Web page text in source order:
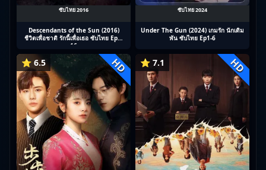
ซับไทย 2016
Descendants of the Sun (2016)
ชีวิตเพื่อชาติ รักนี้เพื่อเธอ ซับไทย Ep1-
16
ซับไทย 2024
Under The Gun (2024) เกมรัก นักเดิม
พัน ซับไทย Ep1-6
⭐ 6.5 HD ⭐ 7.1 HD